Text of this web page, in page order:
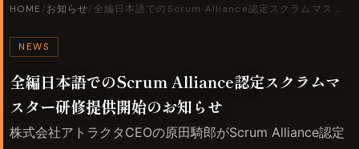
HOME / お知らせ / 全編日本語でのScrum Alliance認定スクラムマス …
NEWS
全編日本語でのScrum Alliance認定スクラムマ
スター研修提供開始のお知らせ
株式会社アトラクタCEOの原田騎郎がScrum Alliance認定